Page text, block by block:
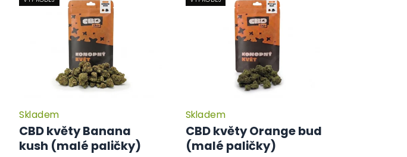
Průměrné
hodnocení
produktuCBD květy Banana
kush (malé paličky)
Skladem
CBD květy Orange bud
(malé paličky)
Skladem